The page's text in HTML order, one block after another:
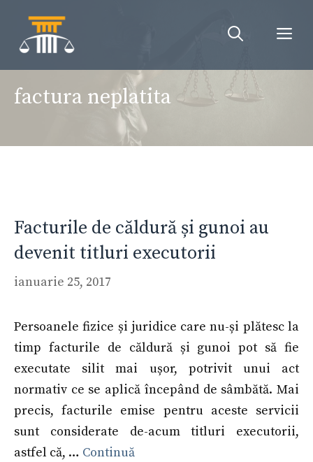
conținut
factura neplatita
Facturile de căldură și gunoi au
devenit titluri executorii
ianuarie 25, 2017
Persoanele fizice și juridice care nu-și plătesc la
timp facturile de căldură și gunoi pot să fie
executate silit mai ușor, potrivit unui act
normativ ce se aplică începând de sâmbătă. Mai
precis, facturile emise pentru aceste servicii
sunt considerate de-acum titluri executorii,
astfel că, … Continuă